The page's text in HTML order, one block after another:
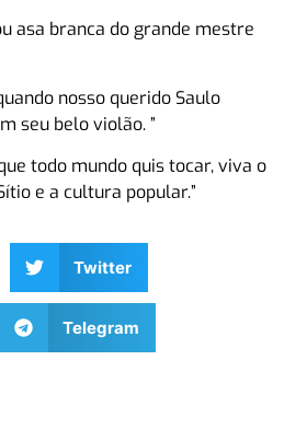
asa branca do grande mestre
nosso querido Saulo
seu belo violão. ”
todo mundo quis tocar, viva o
e a cultura popular.”
Twitter
Telegram